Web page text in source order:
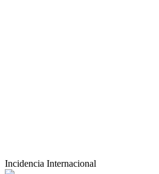
Incidencia Internacional